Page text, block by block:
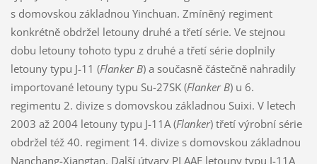
s domovskou základnou Yinchuan. Zmíněný regiment
konkrétně obdržel letouny druhé a třetí série. Ve stejnou
dobu letouny tohoto typu z druhé a třetí série doplnily
letouny typu J-11 (Flanker B) a současně částečně nahradily
importované letouny typu Su-27SK (Flanker B) u 6.
regimentu 2. divize s domovskou základnou Suixi. V letech
2003 až 2004 letouny typu J-11A (Flanker) třetí výrobní série
obdržel též 40. regiment 14. divize s domovskou základnou
Nanchang-Xiangtan. Další útvary PLAAF letouny typu J-11A